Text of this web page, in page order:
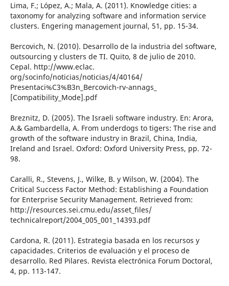
Lima, F.; López, A.; Mala, A. (2011). Knowledge cities: a
taxonomy for analyzing software and information service
clusters. Engering management journal, 51, pp. 15-34.
Bercovich, N. (2010). Desarrollo de la industria del software,
outsourcing y clusters de TI. Quito, 8 de julio de 2010.
Cepal. http://www.eclac.
org/socinfo/noticias/noticias/4/40164/
Presentaci%C3%B3n_Bercovich-rv-annags_
[Compatibility_Mode].pdf
Breznitz, D. (2005). The Israeli software industry. En: Arora,
A.& Gambardella, A. From underdogs to tigers: The rise and
growth of the software industry in Brazil, China, India,
Ireland and Israel. Oxford: Oxford University Press, pp. 72-
98.
Caralli, R., Stevens, J., Wilke, B. y Wilson, W. (2004). The
Critical Success Factor Method: Establishing a Foundation
for Enterprise Security Management. Retrieved from:
http://resources.sei.cmu.edu/asset_files/
technicalreport/2004_005_001_14393.pdf
Cardona, R. (2011). Estrategia basada en los recursos y
capacidades. Criterios de evaluación y el proceso de
desarrollo. Red Pilares. Revista electrónica Forum Doctoral,
4, pp. 113-147.